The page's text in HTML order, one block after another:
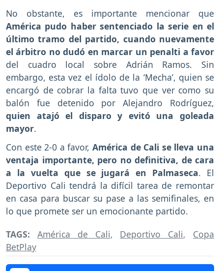
No obstante, es importante mencionar que
América pudo haber sentenciado la serie en el
último tramo del partido, cuando nuevamente
el árbitro no dudó en marcar un penalti a favor
del cuadro local sobre Adrián Ramos. Sin
embargo, esta vez el ídolo de la ‘Mecha’, quien se
encargó de cobrar la falta tuvo que ver como su
balón fue detenido por Alejandro Rodríguez,
quien atajó el disparo y evitó una goleada
mayor.
Con este 2-0 a favor, América de Cali se lleva una
ventaja importante, pero no definitiva, de cara
a la vuelta que se jugará en Palmaseca. El
Deportivo Cali tendrá la difícil tarea de remontar
en casa para buscar su pase a las semifinales, en
lo que promete ser un emocionante partido.
TAGS: América de Cali, Deportivo Cali, Copa
BetPlay